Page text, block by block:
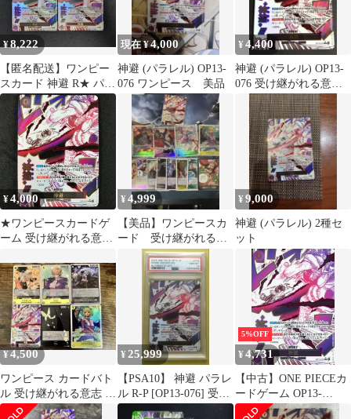
¥8,222
【匿名配送】ワンピー
スカード 神避 R★ パラ
レル 2枚セット
現在 ¥4,000
神避 (パラレル) OP13-
076 ワンピース 美品
¥4,400
神避 (パラレル) OP13-
076 受け継がれる意
志 ワンピースカード
¥4,000
★ワンピースカードゲ
ーム 受け継がれる意志
避 R☆
¥4,999
【美品】ワンピースカ
ード 受け継がれる意
志 まとめ売り 神
避 パラレル
¥9,000
神避 (パラレル) 2種セ
ット
¥4,500
ワンピース カードバト
ル 受け継がれる意志 神
避カムサリ R パラレル
¥ 25,999
【PSA10】 神避 パラレ
ル R-P [OP13-076] 受け
継がれる意志
5%OFF
¥4,731
【中古】ONE PIECEカ
ードゲーム OP13-
076[R]：(パラレル)神避